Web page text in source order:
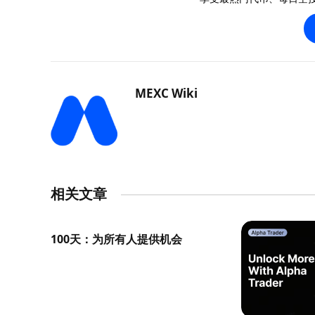
MEXC Wiki
相关文章
100天：为所有人提供机会